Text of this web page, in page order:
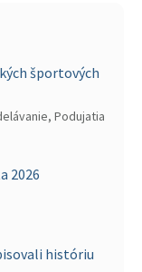
športových
Podujatia
2026
históriu